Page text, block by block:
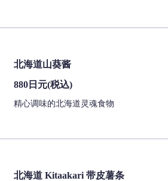
北海道山葵酱
880日元(税込)
精心调味的北海道灵魂食物
北海道 Kitaakari 带皮薯条